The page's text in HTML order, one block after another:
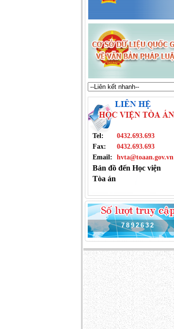
Tel:
0432.693.693
Fax:
0432.693.693
Email:
hvta@toaan.gov.vn
Bản đồ đến Học viện
Tòa án
7 8 9 2 6 3 2